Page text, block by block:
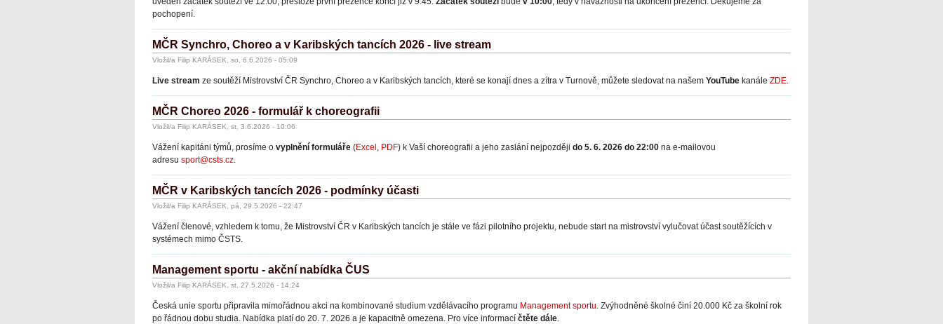
pochopení.
MČR Synchro, Choreo a v Karibských tancích 2026 - live stream
Vložil/a Filip KARÁSEK, so, 6.6.2026 - 05:09
Live stream ze soutěží Mistrovství ČR Synchro, Choreo a v Karibských tancích, které se konají dnes a zítra v Turnově, můžete sledovat na našem YouTube kanále ZDE.
MČR Choreo 2026 - formulář k choreografii
Vložil/a Filip KARÁSEK, st, 3.6.2026 - 10:06
Vážení kapitáni týmů, prosíme o vyplnění formuláře (Excel , PDF) k Vaší choreografii a jeho zaslání nejpozději do 5. 6. 2026 do 22:00 na e-mailovou
adresu sport@csts.cz.
MČR v Karibských tancích 2026 - podmínky účasti
Vložil/a Filip KARÁSEK, pá, 29.5.2026 - 22:47
Vážení členové, vzhledem k tomu, že Mistrovství ČR v Karibských tancích je stále ve fázi pilotního projektu, nebude start na mistrovství vylučovat účast soutěžících v
systémech mimo ČSTS.
Management sportu - akční nabídka ČUS
Vložil/a Filip KARÁSEK, st, 27.5.2026 - 14:24
Česká unie sportu připravila mimořádnou akci na kombinované studium vzdělávacího programu Management sportu. Zvýhodněné školné činí 20.000 Kč za školní rok
po řádnou dobu studia. Nabídka platí do 20. 7. 2026 a je kapacitně omezena. Pro více informací čtěte dále.